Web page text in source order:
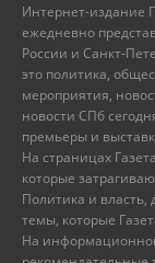
Интернет-издание
ежедневно
России и Санкт-
это политика,
мероприятия,
новости СПб
премьеры и
На страницах
которые
Политика и власть,
темы, которые
На